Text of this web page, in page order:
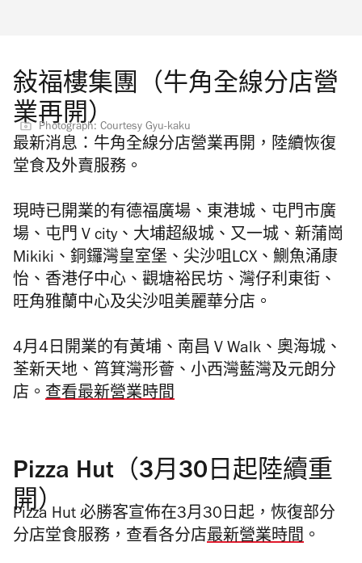
敍福樓集團（牛角全線分店營
業再開）
Photograph: Courtesy Gyu-kaku
最新消息：牛角全線分店營業再開，陸續恢復
堂食及外賣服務。
現時已開業的有德福廣場、東港城、屯門市廣
場、屯門 V city、大埔超級城、又一城、新蒲崗
Mikiki、 銅鑼灣皇室堡、尖沙咀LCX、鰂魚涌康
怡、香港仔中心、觀塘裕民坊、灣仔利東街、
旺角雅蘭中心及尖沙咀美麗華分店。
4月4日開業的有黃埔、南昌 V Walk、奧海城、
荃新天地、筲箕灣形薈、小西灣藍灣及元朗分
店。 查看最新營業時間
Pizza Hut（3月30日起陸續重
開）
Pizza Hut 必勝客宣佈在3月30日起，恢復部分
分店堂食服務，查看各分店最新營業時間 。